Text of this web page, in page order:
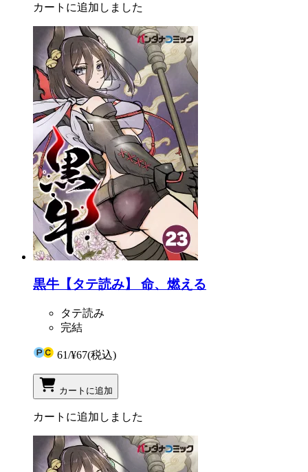
カートに追加しました
黒牛【タテ読み】 命、燃える
タテ読み
完結
61/¥67(税込)
カートに追加
カートに追加しました